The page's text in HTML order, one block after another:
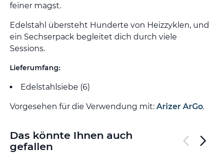
feiner magst.
Edelstahl übersteht Hunderte von Heizzyklen, und
ein Sechserpack begleitet dich durch viele
Sessions.
Lieferumfang:
Edelstahlsiebe (6)
Vorgesehen für die Verwendung mit: Arizer ArGo.
Das könnte Ihnen auch
gefallen